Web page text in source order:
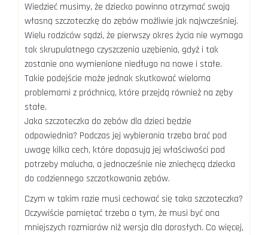
Wiedzieć musimy, że dziecko powinno otrzymać swoją
własną szczoteczkę do zębów możliwie jak najwcześniej.
Wielu rodziców sądzi, że pierwszy okres życia nie wymaga
tak skrupulatnego czyszczenia uzębienia, gdyż i tak
zostanie ono wymienione niedługo na nowe i stałe.
Takie podejście może jednak skutkować wieloma
problemami z próchnicą, które przejdą również na zęby
stałe.
Jaka szczoteczka do zębów dla dzieci będzie
odpowiednia? Podczas jej wybierania trzeba brać pod
uwagę kilka cech, które dopasują jej właściwości pod
potrzeby malucha, a jednocześnie nie zniechęcą dziecka
do codziennego szczotkowania zębów.
Czym w takim razie musi cechować się taka szczoteczka?
Oczywiście pamiętać trzeba o tym, że musi być ona
mniejszych rozmiarów niż wersja dla dorosłych. Co więcej,